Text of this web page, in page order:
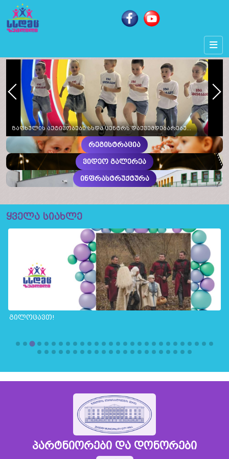
ზაფხულის აქტივობები სსდმ ცენტრს დაქვემდებარებულ საბავშვო ბაღებში სხვადასხვა თემატიკის, განსაკუთრებული საზეიმო აქტივობებით აღინიშნა
Prev
Next
რეგისტრაცია
ვიდეო გალერეა
ინფრასტრუქტურა
ყველა სიახლე
გილოცავთ!
პარტნიორები და დონორები